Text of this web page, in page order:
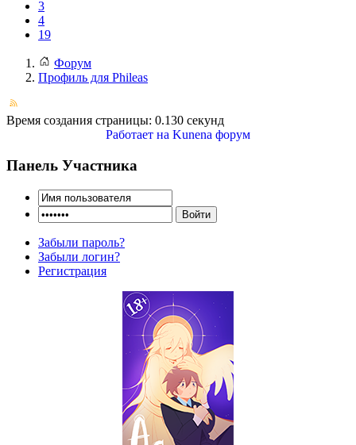
3
4
19
Форум
Профиль для Phileas
Время создания страницы: 0.130 секунд
Работает на Kunena форум
Панель Участника
Забыли пароль?
Забыли логин?
Регистрация